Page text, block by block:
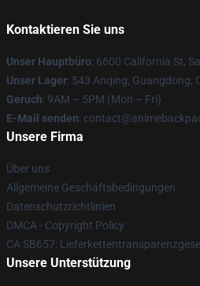
Kontaktieren Sie uns
Unser Hauptbüro: 6600 California St,
Unser Lager: 543 Anqing, Guangdong,
Geruch: 9AM – 5PM (Mon – Fri)
E-Mail senden:
Unsere Firma
Über uns
Allgemeine Geschäftsbedingungen
Datenschutzrichtlinien
DMCA - Copyright Policy
CA SB657:
Unsere Unterstützung